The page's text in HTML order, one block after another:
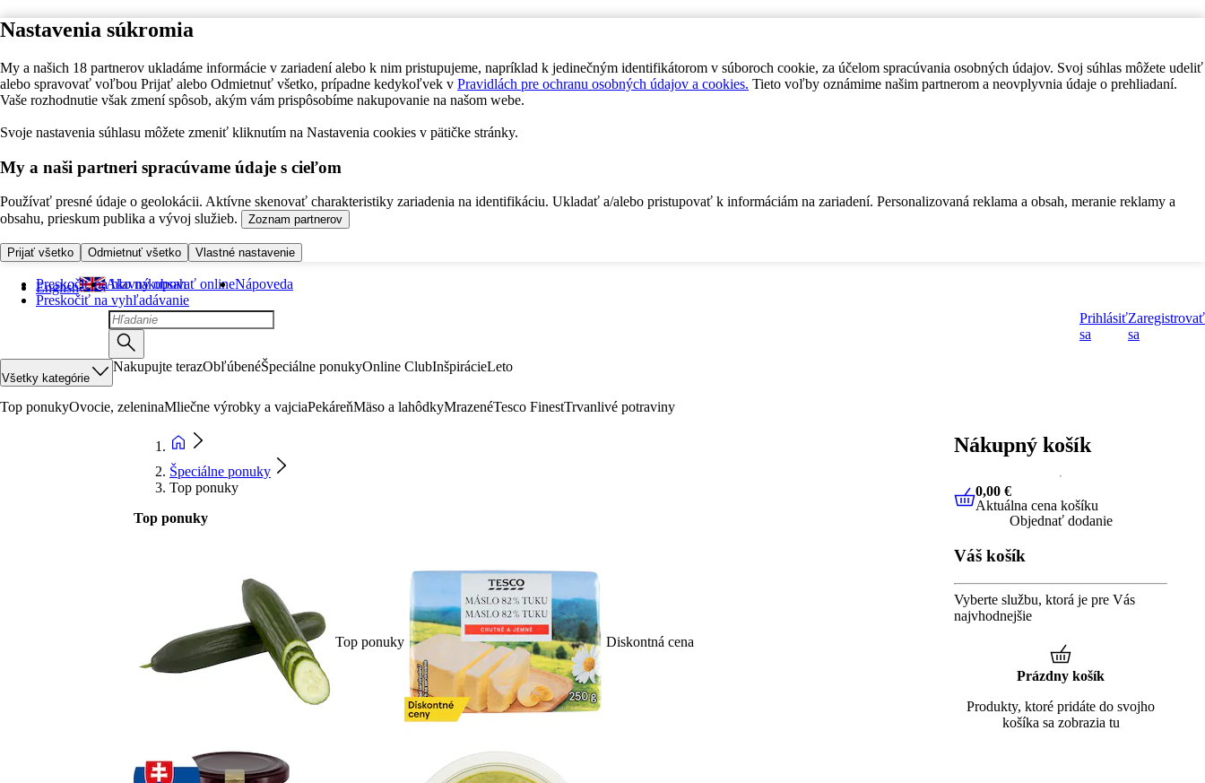
Nastavenia súkromia
My a našich 18 partnerov ukladáme informácie v zariadení alebo k nim pristupujeme, napríklad k jedinečným identifikátorom v súboroch cookie, za účelom spracúvania osobných údajov. Svoj súhlas môžete udeliť
alebo spravovať voľbou Prijať alebo Odmietnuť všetko, prípadne kedykoľvek v Pravidlách pre ochranu osobných údajov a cookies. Tieto voľby oznámime našim partnerom a neovplyvnia údaje o prehliadaní.
Vaše rozhodnutie však zmení spôsob, akým vám prispôsobíme nakupovanie na našom webe.
Svoje nastavenia súhlasu môžete zmeniť kliknutím na Nastavenia cookies v pätičke stránky.
My a naši partneri spracúvame údaje s cieľom
Používať presné údaje o geolokácii. Aktívne skenovať charakteristiky zariadenia na identifikáciu. Ukladať a/alebo pristupovať k informáciám na zariadení. Personalizovaná reklama a obsah, meranie reklamy a
obsahu, prieskum publika a vývoj služieb.
Zoznam partnerov
Prijať všetko Odmietnuť všetko Vlastné nastavenie
Preskočiť na hlavný obsah
Preskočiť na vyhľadávanie
English Ako nakupovať onlineNápoveda
Prihlásiť
sa
Zaregistrovať
sa
Všetky kategórie
Nakupujte terazObľúbenéŠpeciálne ponukyOnline ClubInšpirácieLeto
Top ponukyOvocie, zeleninaMliečne výrobky a vajciaPekáreňMäso a lahôdkyMrazenéTesco FinestTrvanlivé potraviny
Špeciálne ponuky
Top ponuky
Top ponuky
Top ponuky Diskontná cena
Nákupný košík
0,00 €Aktuálna cena košíku
0,00 €
Aktuálna cena košíku
Objednať dodanie
Váš košík
Vyberte službu, ktorá je pre Vás
najvhodnejšie
Prázdny košík
Produkty, ktoré pridáte do svojho
košíka sa zobrazia tu